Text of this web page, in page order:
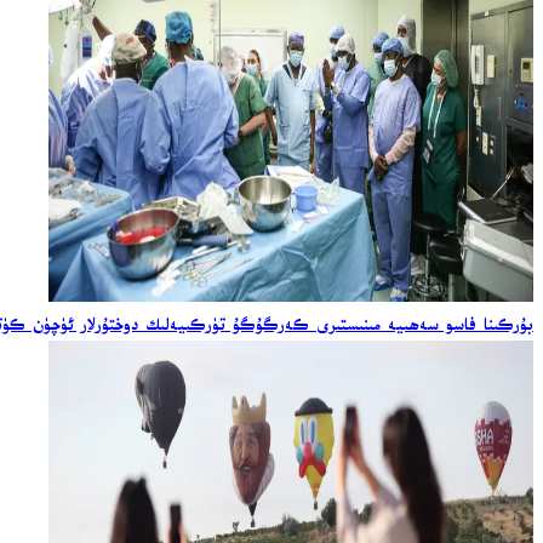
بۇركىنا فاسو سەھىيە مىنىستىرى كەرگۇگۇ تۈركىيەلىك دوختۇرلار ئۈچۈن